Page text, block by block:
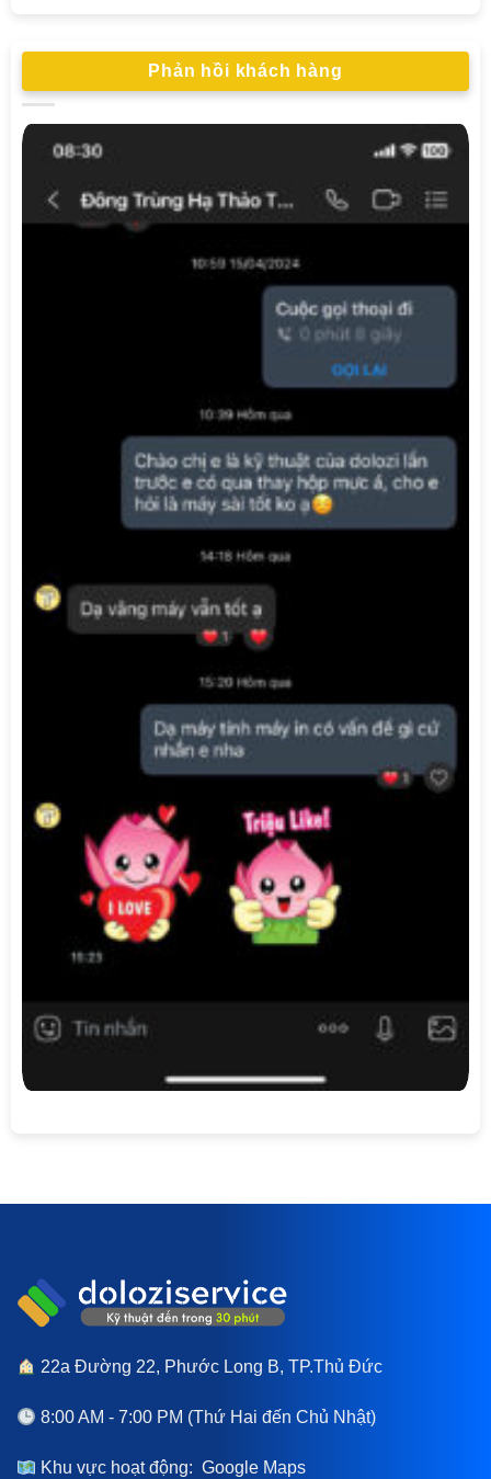
Phản hồi khách hàng
22a Đường 22, Phước Long B, TP.Thủ Đức
8:00 AM - 7:00 PM (Thứ Hai đến Chủ Nhật)
Khu vực hoạt động:Google Maps